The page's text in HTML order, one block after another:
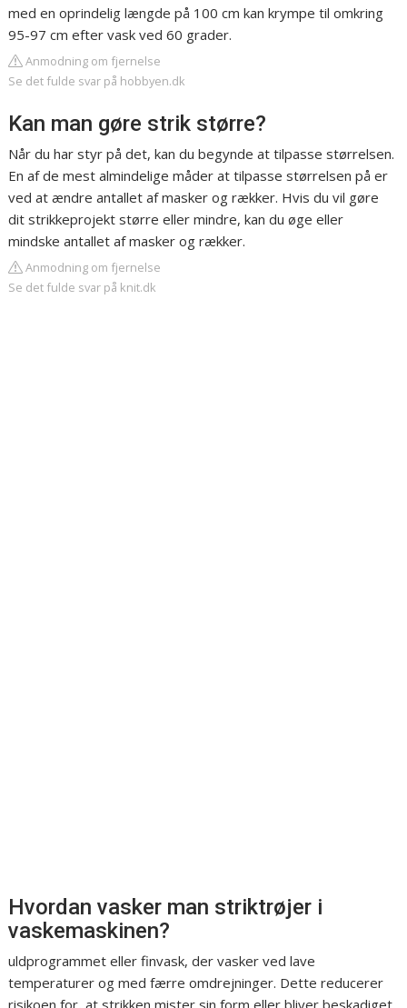
med en oprindelig længde på 100 cm kan krympe til omkring
95-97 cm efter vask ved 60 grader.
Anmodning om fjernelse
Se det fulde svar på hobbyen.dk
Kan man gøre strik større?
Når du har styr på det, kan du begynde at tilpasse størrelsen.
En af de mest almindelige måder at tilpasse størrelsen på er
ved at ændre antallet af masker og rækker. Hvis du vil gøre
dit strikkeprojekt større eller mindre, kan du øge eller
mindske antallet af masker og rækker.
Anmodning om fjernelse
Se det fulde svar på knit.dk
Hvordan vasker man striktrøjer i
vaskemaskinen?
uldprogrammet eller finvask, der vasker ved lave
temperaturer og med færre omdrejninger. Dette reducerer